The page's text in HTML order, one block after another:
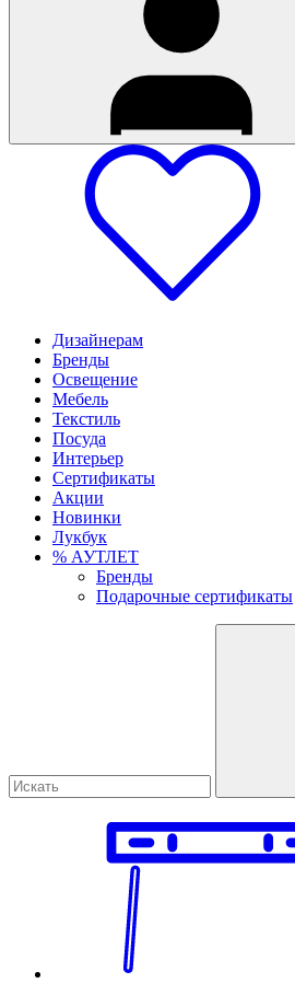
Дизайнерам
Бренды
Освещение
Мебель
Текстиль
Посуда
Интерьер
Сертификаты
Акции
Новинки
Лукбук
% АУТЛЕТ
Бренды
Подарочные сертификаты